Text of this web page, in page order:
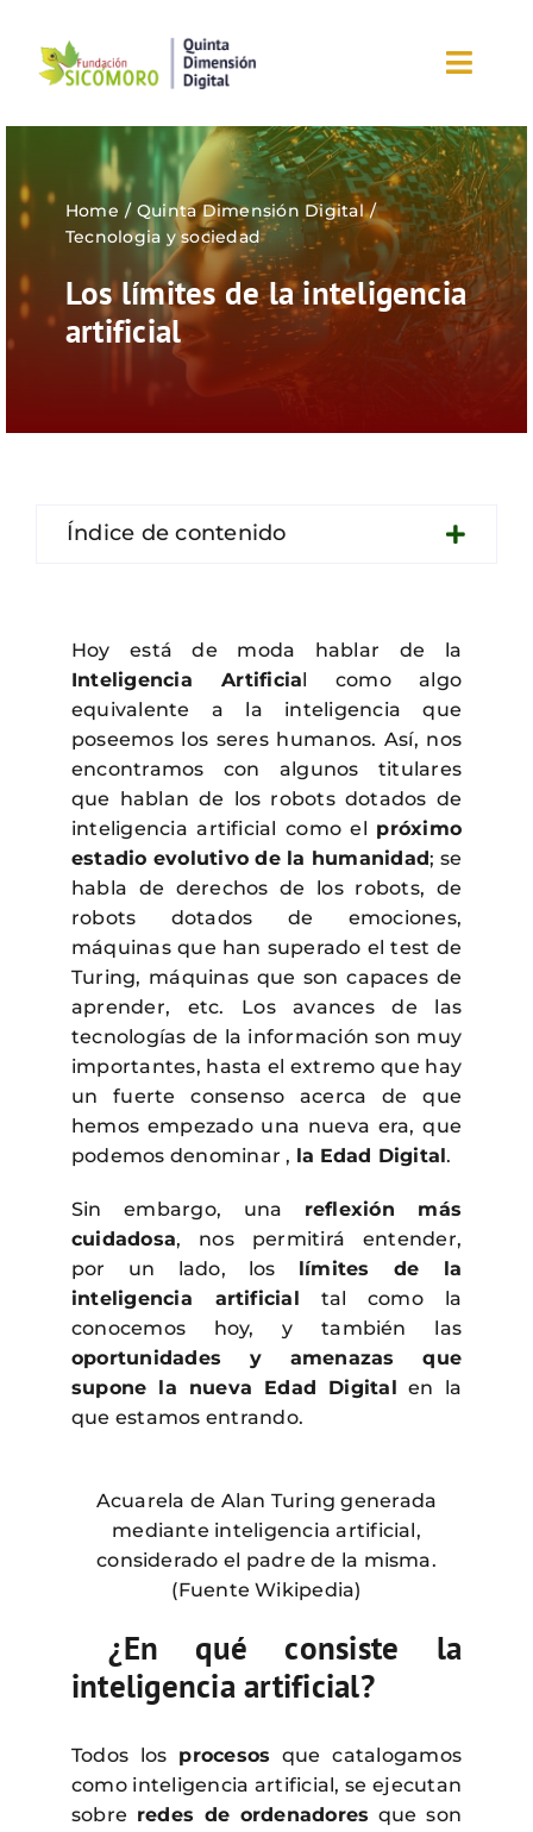
contenido
Inicio
Sobre la fundación
Eventos
Nuestros blogs
Home
Quinta Dimensión Digital
Tecnologia y sociedad
Los límites de la inteligencia
artificial
Índice de contenido
Hoy está de moda hablar de la
Inteligencia Artificial como algo
equivalente a la inteligencia que
poseemos los seres humanos. Así, nos
encontramos con algunos titulares
que hablan de los robots dotados de
inteligencia artificial como el próximo
estadio evolutivo de la humanidad; se
habla de derechos de los robots, de
robots dotados de emociones,
máquinas que han superado el test de
Turing, máquinas que son capaces de
aprender, etc. Los avances de las
tecnologías de la información son muy
importantes, hasta el extremo que hay
un fuerte consenso acerca de que
hemos empezado una nueva era, que
podemos denominar , la Edad Digital.
Sin embargo, una reflexión más
cuidadosa, nos permitirá entender,
por un lado, los límites de la
inteligencia artificial
tal como la
conocemos hoy, y también las
oportunidades y amenazas que
supone la nueva Edad Digital en la
que estamos entrando.
Acuarela de Alan Turing generada
mediante inteligencia artificial,
considerado el padre de la misma.
(Fuente Wikipedia)
¿En qué consiste la
inteligencia artificial?
Todos los procesos que catalogamos
como inteligencia artificial, se ejecutan
sobre redes de ordenadores que son